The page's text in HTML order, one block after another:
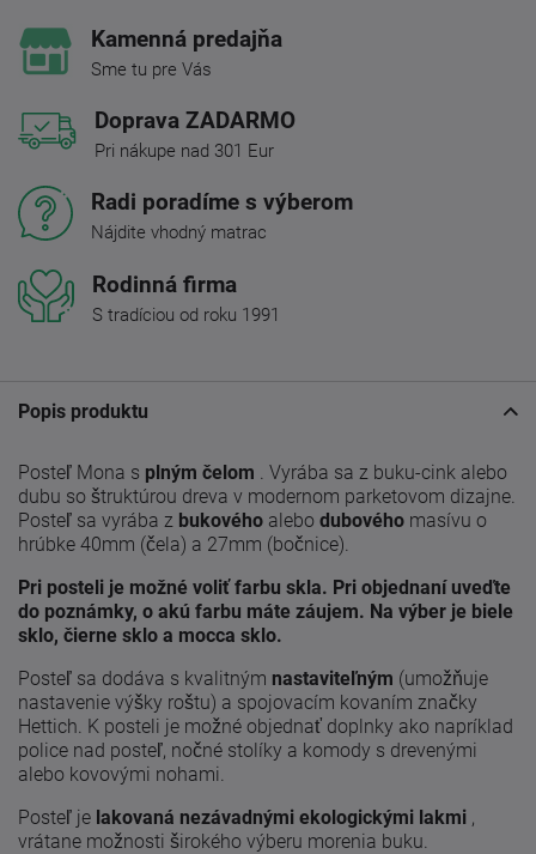
Kamenná predajňa
Sme tu pre Vás
Doprava ZADARMO
Pri nákupe nad 301 Eur
Radi poradíme s výberom
Nájdite vhodný matrac
Rodinná firma
S tradíciou od roku 1991
Popis produktu
Posteľ Mona s plným čelom . Vyrába sa z buku-cink alebo
dubu so štruktúrou dreva v modernom parketovom dizajne.
Posteľ sa vyrába z bukového alebo dubového masívu o
hrúbke 40mm (čela) a 27mm (bočnice).
Pri posteli je možné voliť farbu skla. Pri objednaní uveďte
do poznámky, o akú farbu máte záujem. Na výber je biele
sklo, čierne sklo a mocca sklo.
Posteľ sa dodáva s kvalitným nastaviteľným (umožňuje
nastavenie výšky roštu) a spojovacím kovaním značky
Hettich. K posteli je možné objednať doplnky ako napríklad
police nad posteľ, nočné stolíky a komody s drevenými
alebo kovovými nohami.
Posteľ je lakovaná nezávadnými ekologickými lakmi ,
vrátane možnosti širokého výberu morenia buku.